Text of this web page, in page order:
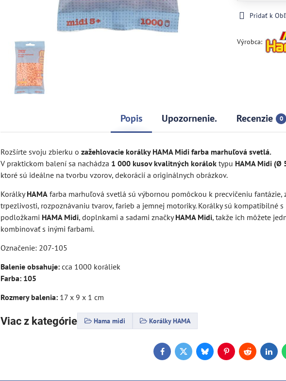
Pridať k
Výrobca:
Popis Upozornenie. Recenzie 0
Rozšírte svoju zbierku ozažehlovacie korálky HAMA Midi farba marhuľová svetlá.
V praktickom balení sa nachádza 1 000 kusov kvalitných korálok typu HAMA Midi (Ø
ktoré sú ideálne na tvorbu vzorov, dekorácií a originálnych obrázkov.
KorálkyHAMA farba marhuľová svetlá sú výbornou pomôckou k precvičeniu fantázie,
trpezlivosti, rozpoznávaniu tvarov, farieb a jemnej motoriky. Korálky sú kompatibilné s
podložkami HAMA Midi, doplnkami a sadami značkyHAMA Midi, takže ich môžete
kombinovať s inými farbami.
Označenie: 207-105
Balenie obsahuje: cca 1000 koráliek
Farba: 105
Rozmery balenia: 17 x 9 x 1 cm
Viac z kategórie Hama midi Korálky HAMA
FacebookTwitterBlueskyPinterestReddit